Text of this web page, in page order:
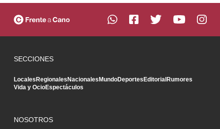
SECCIONES
LocalesRegionalesNacionalesMundoDeportesEditorialRumores
Vida y OcioEspectáculos
NOSOTROS